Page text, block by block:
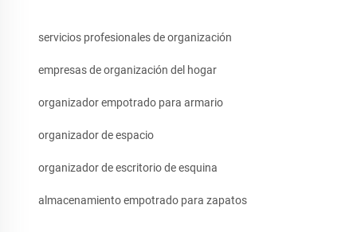
servicios profesionales de organización
empresas de organización del hogar
organizador empotrado para armario
organizador de espacio
organizador de escritorio de esquina
almacenamiento empotrado para zapatos